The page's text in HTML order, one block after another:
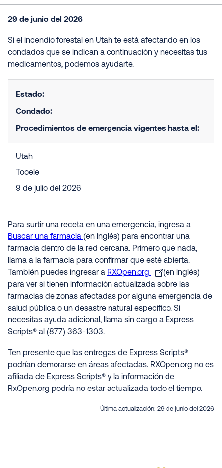
29 de junio del 2026
Si el incendio forestal en Utah te está afectando en los
condados que se indican a continuación y necesitas tus
medicamentos, podemos ayudarte.
Estado:
Condado:
Procedimientos de emergencia vigentes hasta el:
Utah
Tooele
9 de julio del 2026
Para surtir una receta en una emergencia, ingresa a
Buscar una farmacia (en inglés) para encontrar una
farmacia dentro de la red cercana. Primero que nada,
llama a la farmacia para confirmar que esté abierta.
También puedes ingresar a RXOpen.org
(en inglés)
para ver si tienen información actualizada sobre las
farmacias de zonas afectadas por alguna emergencia de
salud pública o un desastre natural específico. Si
necesitas ayuda adicional, llama sin cargo a Express
Scripts® al (877) 363-1303.
Ten presente que las entregas de Express Scripts®
podrían demorarse en áreas afectadas. RXOpen.org no es
afiliada de Express Scripts® y la información de
RxOpen.org podría no estar actualizada todo el tiempo.
Última actualización: 29 de junio del 2026